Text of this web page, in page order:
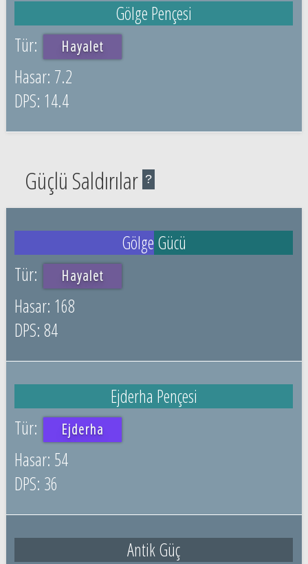
Gölge Pençesi
Hayalet
7.2
14.4
Güçlü Saldırılar ?
Gölge Gücü
Hayalet
168
84
Ejderha Pençesi
Ejderha
54
36
Antik Güç